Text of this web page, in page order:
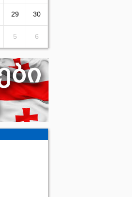
29 30
5 6